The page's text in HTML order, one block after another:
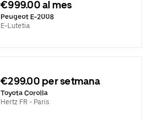
€999.00 al mes
Peugeot E-2008
E-Lutetia
€299.00 per setmana
Toyota Corolla
Hertz FR - Paris